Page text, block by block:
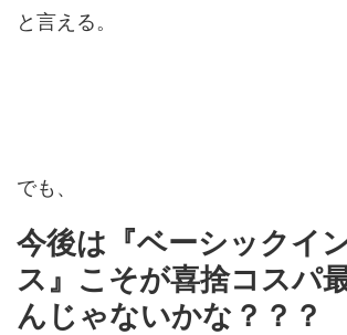
と言える。
でも、
今後は『ベーシックイ
ス』こそが喜捨コスパ
んじゃないかな？？？